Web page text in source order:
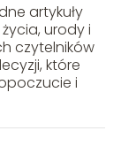
artykuły
urody i
czytelników
które
i